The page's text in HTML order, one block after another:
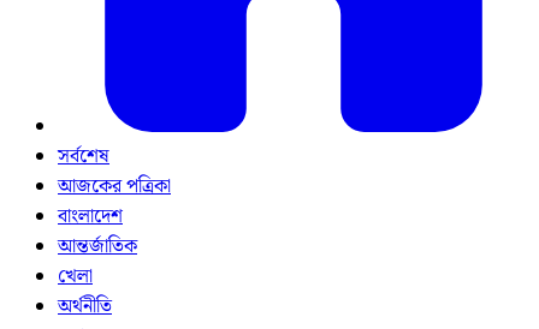
সর্বশেষ
আজকের পত্রিকা
বাংলাদেশ
আন্তর্জাতিক
খেলা
অর্থনীতি